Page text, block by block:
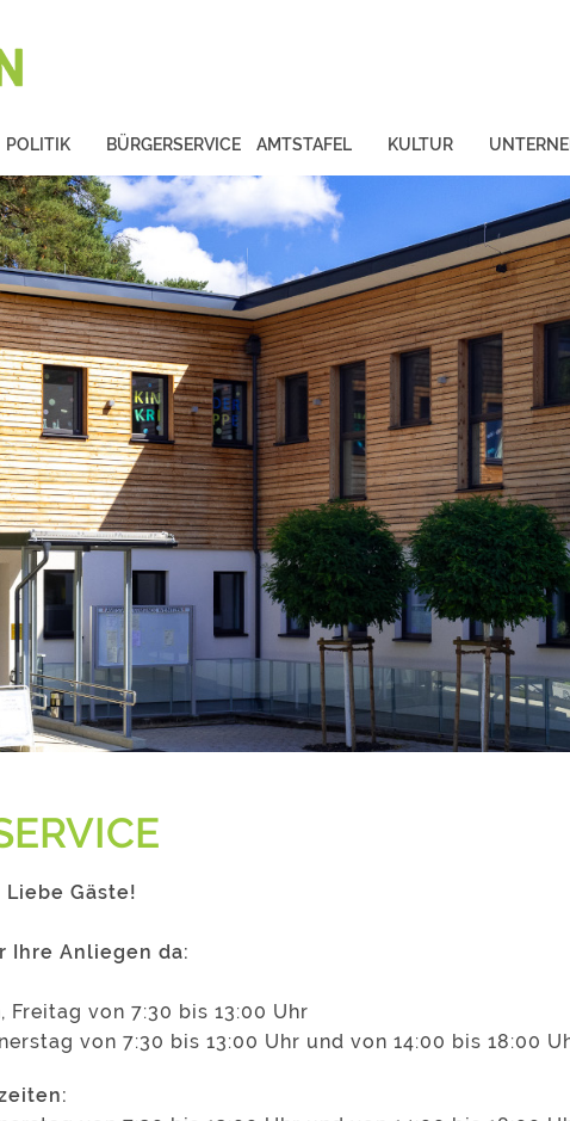
POLITIK BÜRGERSERVICE AMTSTAFEL KULTUR
Gäste!
Ihre Anliegen da:
Freitag von 7:30 bis 13:00 Uhr
von 7:30 bis 13:00 Uhr und von 14:00 bis 18:00